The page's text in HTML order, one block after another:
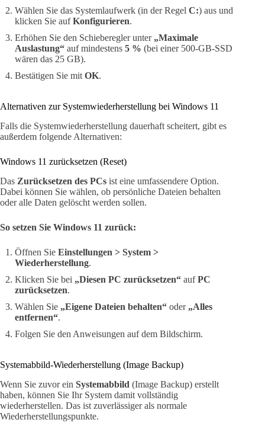
Wählen Sie das Systemlaufwerk (in der Regel C:) aus und
klicken Sie aufKonfigurieren.
Erhöhen Sie den Schieberegler unter „Maximale
Auslastung“ auf mindestens 5 % (bei einer 500-GB-SSD
wären das 25 GB).
Bestätigen Sie mit OK.
Alternativen zur Systemwiederherstellung bei Windows 11
Falls die Systemwiederherstellung dauerhaft scheitert, gibt es
außerdem folgende Alternativen:
Windows 11 zurücksetzen (Reset)
Das Zurücksetzen des PCs ist eine umfassendere Option.
Dabei können Sie wählen, ob persönliche Dateien behalten
oder alle Daten gelöscht werden sollen.
So setzen Sie Windows 11 zurück:
Öffnen Sie Einstellungen > System >
Wiederherstellung.
Klicken Sie bei „Diesen PC zurücksetzen“ aufPC
zurücksetzen.
Wählen Sie „Eigene Dateien behalten“ oder „Alles
entfernen“.
Folgen Sie den Anweisungen auf dem Bildschirm.
Systemabbild-Wiederherstellung (Image Backup)
Wenn Sie zuvor ein Systemabbild (Image Backup) erstellt
haben, können Sie Ihr System damit vollständig
wiederherstellen. Das ist zuverlässiger als normale
Wiederherstellungspunkte.